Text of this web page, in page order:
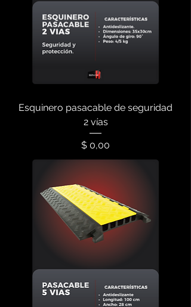
Esquinero pasacable de seguridad
2 vías
Precio
$ 0,00